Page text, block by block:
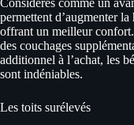
permettent d’augmenter
offrant un meilleur confort.
des couchages
additionnel à l’achat, les
sont indéniables.
Les toits surélevés